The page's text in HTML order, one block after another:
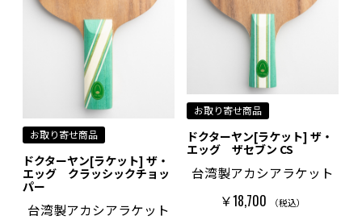
お取り寄せ商品
ドクターヤン[ラケット] ザ・
エッグ クラッシックチョッ
パー
台湾製アカシアラケット
お取り寄せ商品
ドクターヤン[ラケット] ザ・
エッグ ザセブン CS
台湾製アカシアラケット
￥18,700 （税込）